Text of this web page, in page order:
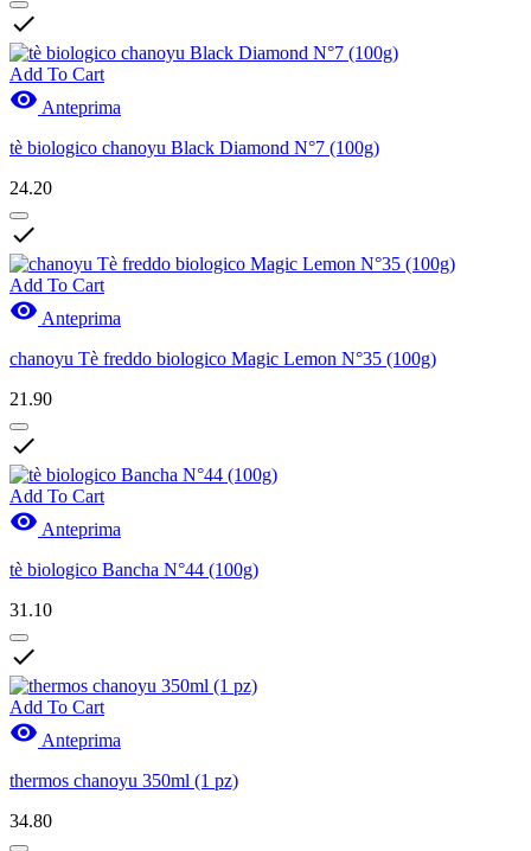

Add To Cart
 Anteprima
tè biologico chanoyu Black Diamond N°7 (100g)
24.20

Add To Cart
 Anteprima
chanoyu Tè freddo biologico Magic Lemon N°35 (100g)
21.90

Add To Cart
 Anteprima
tè biologico Bancha N°44 (100g)
31.10

Add To Cart
 Anteprima
thermos chanoyu 350ml (1 pz)
34.80